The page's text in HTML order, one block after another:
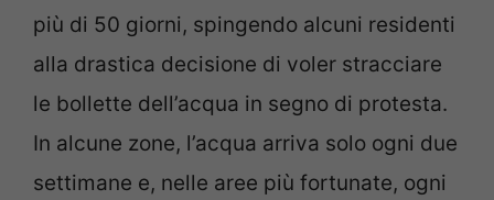
più di 50 giorni, spingendo alcuni residenti
alla drastica decisione di voler stracciare
le bollette dell’acqua in segno di protesta.
In alcune zone, l’acqua arriva solo ogni due
settimane e, nelle aree più fortunate, ogni